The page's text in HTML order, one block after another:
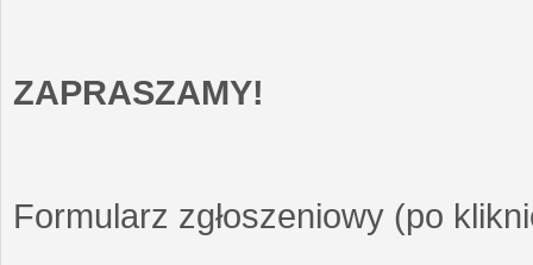
ZAPRASZAMY!
Formularz zgłoszeniowy (po